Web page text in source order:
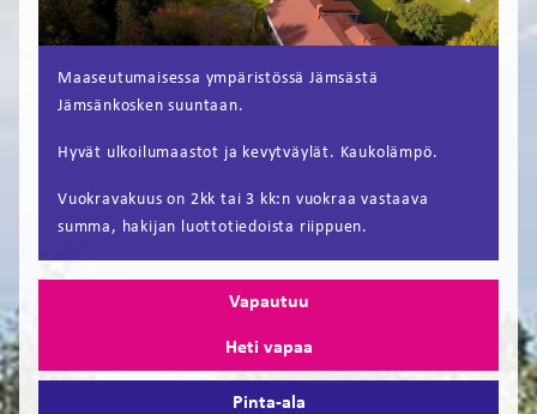
Maaseutumaisessa ympäristössä Jämsästä
Jämsänkosken suuntaan.
Hyvät ulkoilumaastot ja kevytväylät. Kaukolämpö.
Vuokravakuus on 2kk tai 3 kk:n vuokraa vastaava
summa, hakijan luottotiedoista riippuen.
Vapautuu
Heti vapaa
Pinta-ala